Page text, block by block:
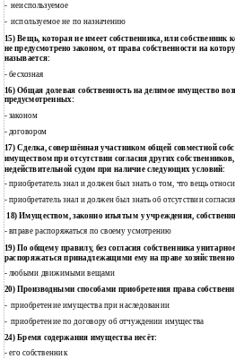
- неиспользуемое
- используемое не по назначению
15) Вещь, которая не имеет собственника, или собственник
не предусмотрено законом, от права собственности на
называется:
- бесхозная
16) Общая долевая собственность на делимое имущество
предусмотренных:
- законом
- договором
17) Сделка, совершённая участником общей совместной
имуществом при отсутствии согласия других
недействительной судом при наличие следующих условий:
- приобретатель знал и должен был знать о том, что вещь
- приобретатель знал и должен был знать об отсутствии
18) Имуществом, законно изъятым у учреждения,
- вправе распоряжаться по своему усмотрению
19) По общему правилу, без согласия собственника
распоряжаться принадлежащими ему на праве
- любыми движимыми вещами
20) Производными способами приобретения права
- приобретение имущества при наследовании
- приобретение по договору об отчуждении имущества
24) Бремя содержания имущества несёт:
- его собственник